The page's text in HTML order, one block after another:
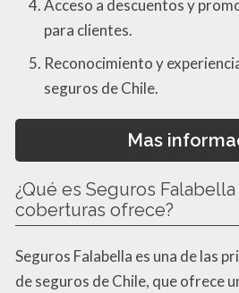
Acceso a descuentos y
para clientes.
Reconocimiento y
seguros de Chile.
Mas
¿Qué es Seguros
coberturas ofrece?
Seguros Falabella es una de las
de seguros de Chile, que ofrece